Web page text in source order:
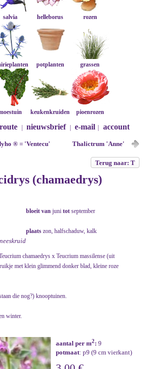
salvia helleborus rozen
potplanten grassen
keukenkruiden pioenrozen
route nieuwsbrief e-mail account
® = 'Ventecu' Thalictrum 'Anne'
Terug naar: T
(chamaedrys)
bloeit van juni tot september
plaats zon, halfschaduw, kalk
chamaedrys x Teucrium massilense (uit
met klein glimmend donker blad, kleine roze
die nog?) knooptuinen.
winter.
aantal per m2: 9
potmaat: p9 (9 cm vierkant)